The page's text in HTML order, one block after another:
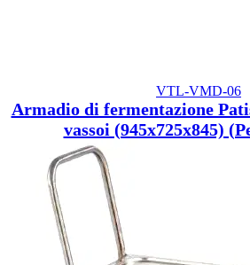
VTL-VMD-06
Armadio di fermentazione
vassoi (945x725x845)